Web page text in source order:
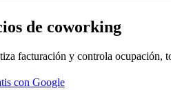
de coworking
facturación y controla ocupación,
con Google